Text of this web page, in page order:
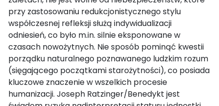
przy zastosowaniu redukcjonistycznego stylu
współczesnej refleksji służą indywidualizacji
odniesień, co było m.in. silnie eksponowane w
czasach nowożytnych. Nie sposób pominąć kwestii
porządku naturalnego poznawanego ludzkim rozum
(sięgającego początkami starożytności), co posiada
kluczowe znaczenie w wszelkich procesie
humanizacji. Joseph Ratzinger/Benedykt jest